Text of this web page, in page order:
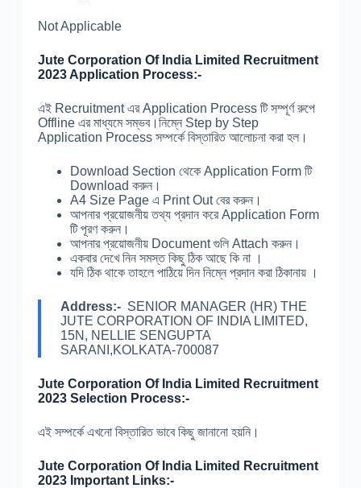
Not Applicable
Jute Corporation Of India Limited Recruitment
2023 Application Process:-
এই Recruitment এর Application Process টি সম্পূর্ণ রুপে
Offline এর মাধ্যমে সম্ভব।নিম্নে Step by Step
Application Process সম্পর্কে বিস্তারিত আলোচনা করা হল।
Download Section থেকে Application Form টি
Download করুন।
A4 Size Page এ Print Out বের করুন।
আপনার প্রয়োজনীয় তথ্য প্রদান করে Application Form
টি পূরণ করুন।
আপনার প্রয়োজনীয় Document গুলি Attach করুন।
একবার দেখে নিন সমস্ত কিছু ঠিক আছে কি না ।
যদি ঠিক থাকে তাহলে পাঠিয়ে দিন নিম্নে প্রদান করা ঠিকানায় ।
Address:-SENIOR MANAGER (HR) THE
JUTE CORPORATION OF INDIA LIMITED,
15N, NELLIE SENGUPTA
SARANI,KOLKATA-700087
Jute Corporation Of India Limited Recruitment
2023 Selection Process:-
এই সম্পর্কে এখনো বিস্তারিত ভাবে কিছু জানানো হয়নি।
Jute Corporation Of India Limited Recruitment
2023 Important Links:-